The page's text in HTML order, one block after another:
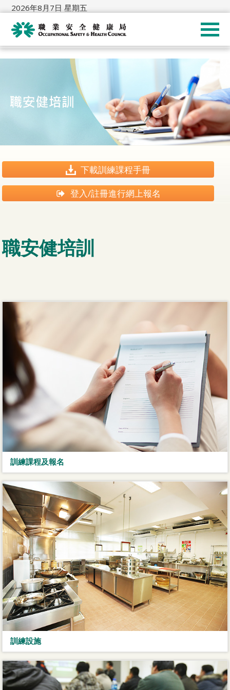
2026年8月7日 星期五
下載訓練課程手冊
登入/註冊進行網上報名
職安健培訓
訓練課程及報名
訓練設施